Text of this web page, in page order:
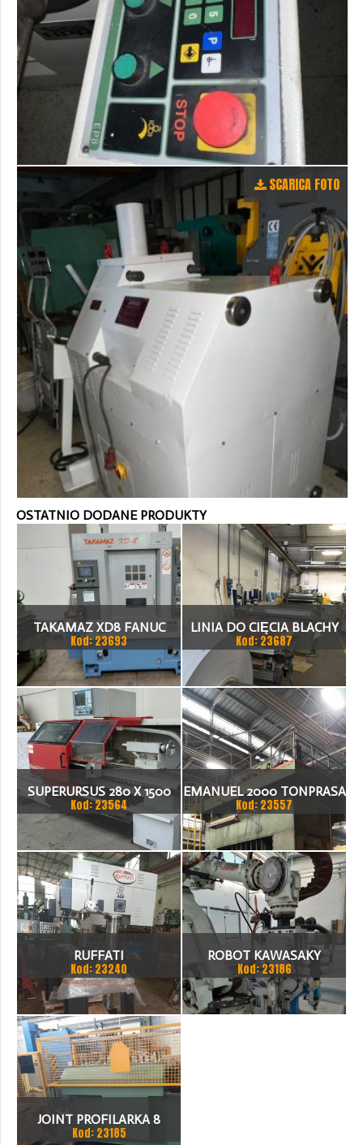
SCARICA FOTO
OSTATNIO DODANE PRODUKTY
TAKAMAZ XD8 FANUC
21ITA TOKARKA CNC
Kod: 23693
LINIA DO CIĘCIA BLACHY
1.500 X 1,5 (2,5) MM
Kod: 23687
SUPERURSUS 280 X 1500
TOKARKA
Kod: 23564
EMANUEL 2000 TONPRASA
HYDRAULICZNA 3200 X
2000
Kod: 23557
RUFFATI
Kod: 23240
ROBOT KAWASAKY
Kod: 23186
JOINT PROFILARKA 8
Kod: 23185